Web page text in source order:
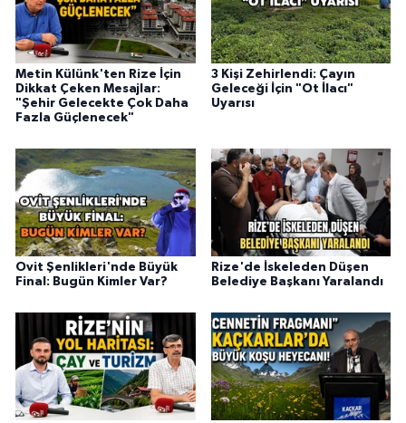
Metin Külünk'ten Rize İçin
Dikkat Çeken Mesajlar:
"Şehir Gelecekte Çok Daha
Fazla Güçlenecek"
3 Kişi Zehirlendi: Çayın
Geleceği İçin "Ot İlacı"
Uyarısı
Ovit Şenlikleri'nde Büyük
Final: Bugün Kimler Var?
Rize'de İskeleden Düşen
Belediye Başkanı Yaralandı